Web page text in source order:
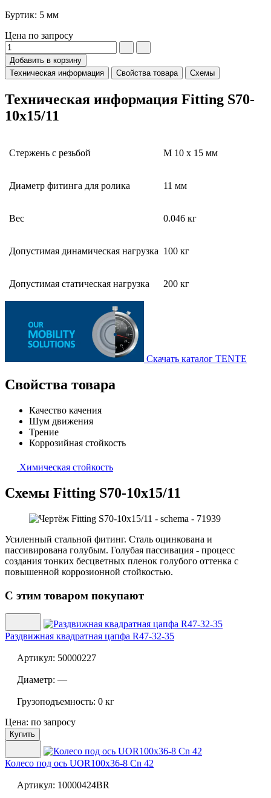
Буртик: 5 мм
Цена по запросу
Добавить в корзину
Техническая информация
Свойства товара Схемы
Техническая информация Fitting S70-
10x15/11
Стержень с резьбой M 10 x 15 мм
Диаметр фитинга для ролика 11 мм
Вес 0.046 кг
Допустимая динамическая нагрузка 100 кг
Допустимая статическая нагрузка 200 кг
Скачать каталог TENTE
Свойства товара
Качество качения
Шум движения
Трение
Коррозийная стойкость
Химическая стойкость
Схемы Fitting S70-10x15/11
Усиленный стальной фитинг. Сталь оцинкована и
пассивирована голубым. Голубая пассивация - процесс
создания тонких бесцветных пленок голубого оттенка с
повышенной коррозионной стойкостью.
С этим товаром покупают
Раздвижная квадратная цапфа R47-32-35
Артикул: 50000227
Диаметр: —
Грузоподъемность: 0 кг
Цена: по запросу
Купить
Колесо под ось UOR100x36-8 Cn 42
Артикул: 10000424BR